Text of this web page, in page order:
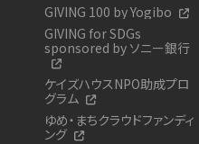
GIVING 100 by Yogibo
GIVING for SDGs
sponsored by ソニー銀行
ケイズハウスNPO助成プロ
グラム
ゆめ・まちクラウドファンディ
ング